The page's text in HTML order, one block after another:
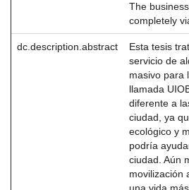
The
completely
dc.description.abstract
Esta tesis
servicio de
masivo para
llamada
diferente a
ciudad, ya
ecológico y
podría
ciudad. Aún
movilización